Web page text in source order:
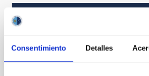
Consentimiento Detalles
PRESS RELEASE